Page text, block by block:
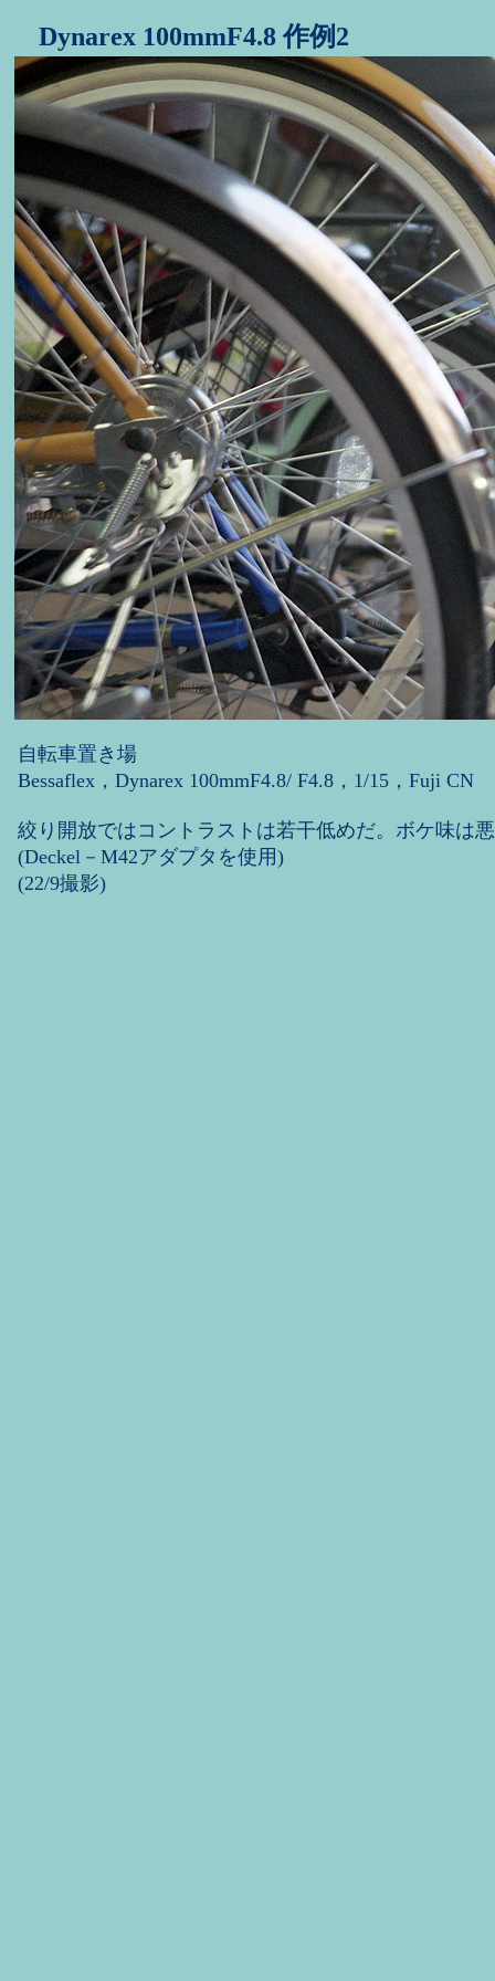
Dynarex 100mmF4.8 作例2
自転車置き場
Bessaflex，Dynarex 100mmF4.8/ F4.8，1/15，Fuji CN
絞り開放ではコントラストは若干低めだ。ボケ味は
(Deckel－M42アダプタを使用)
(22/9撮影)